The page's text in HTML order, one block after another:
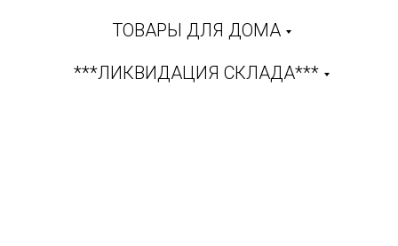
ТОВАРЫ ДЛЯ ДОМА
***ЛИКВИДАЦИЯ СКЛАДА***